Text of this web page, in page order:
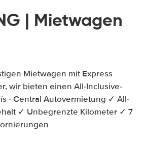
| Mietwagen
Mietwagen mit Express
wir bieten einen All-Inclusive-
- Central Autovermietung ✓ All-
✓ Unbegrenzte Kilometer ✓ 7